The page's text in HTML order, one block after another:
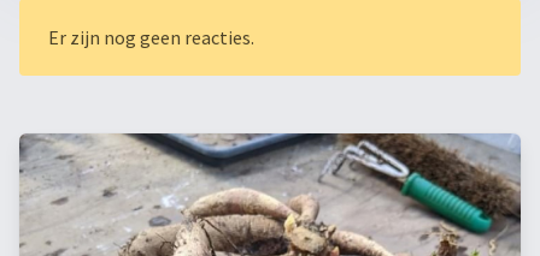
Er zijn nog geen reacties.